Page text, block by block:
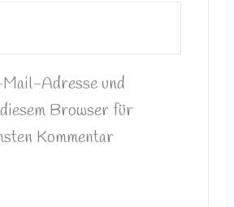
Adresse und
Browser für
Kommentar